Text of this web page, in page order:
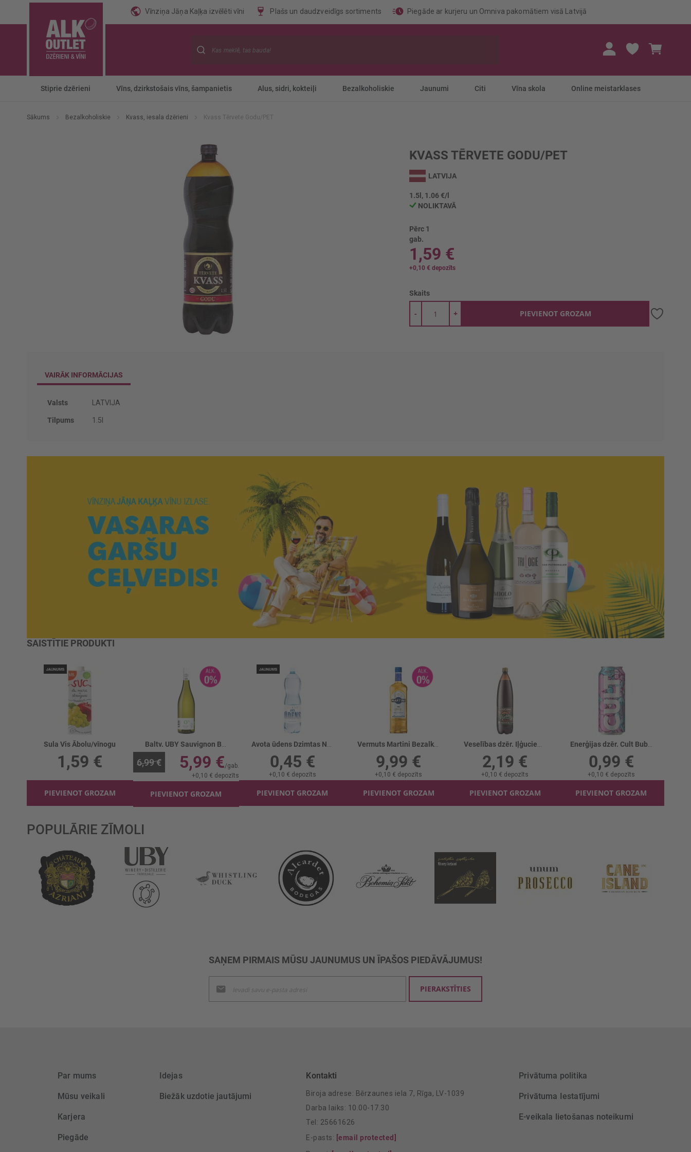
Vīnziņa Jāņa Kaļķa izvēlēti vīni Plašs un daudzveidīgs sortiments Piegāde ar kurjeru un Omniva pakomātiem visā Latvijā
Stiprie dzērieni Vīns, dzirkstošais vīns, šampanietis Alus, sidri, kokteiļi Bezalkoholiskie Jaunumi Citi Vīna skola Online meistarklases
Sākums Bezalkoholiskie Kvass, iesala dzērieni Kvass Tērvete Godu/PET
KVASS TĒRVETE GODU/PET
sākumu
LATVIJA
1.5l, 1.06 €/l
NOLIKTAVĀ
Pērc 1
gab.
1,59 €
+0,10 € depozīts
Skaits
+
- PIEVIENOT GROZAM
VAIRĀK INFORMĀCIJAS
Vairāk
Valsts LATVIJA
Tilpums 1.5l
SAISTĪTIE PRODUKTI
Sula Vis Ābolu/vīnogu
1,59 €
PIEVIENOT GROZAM
Baltv. UBY Sauvignon B/a 0%
6,99 € 5,99 €
+0,10 € depozīts
PIEVIENOT GROZAM
Avota ūdens Dzimtas Negāzēts
0,45 €
+0,10 € depozīts
PIEVIENOT GROZAM
Vermuts Martini Bezalkoholisks Floreale
9,99 €
+0,10 € depozīts
PIEVIENOT GROZAM
Veselības dzēr. Iļģuciema
2,19 €
+0,10 € depozīts
PIEVIENOT GROZAM
Enerģijas dzēr. Cult Bubble gum
0,99 €
+0,10 € depozīts
PIEVIENOT GROZAM
POPULĀRIE ZĪMOLI
SAŅEM PIRMAIS MŪSU JAUNUMUS UN ĪPAŠOS PIEDĀVĀJUMUS!
jaunumu
saņemšanai:
PIERAKSTĪTIES
Par mums
Mūsu veikali
Karjera
Piegāde
Idejas
Biežāk uzdotie jautājumi
Kontakti
Biroja adrese: Bērzaunes iela 7, Rīga, LV-1039
Darba laiks: 10.00-17.30
Tel: 25661626
E-pasts: [email protected]
Privātuma politika
Privātuma Iestatījumi
E-veikala lietošanas noteikumi